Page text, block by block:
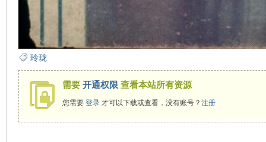
玲珑
需要 开通权限 查看本站所有资源
您需要 登录才可以下载或查看，没有账号？ 注册